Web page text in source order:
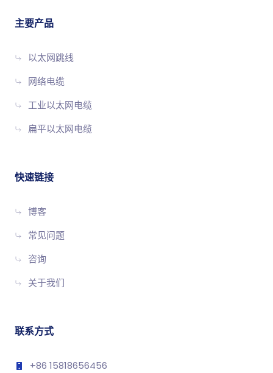
主要产品
以太网跳线
网络电缆
工业以太网电缆
扁平以太网电缆
快速链接
博客
常见问题
咨询
关于我们
联系方式
+86 15818656456